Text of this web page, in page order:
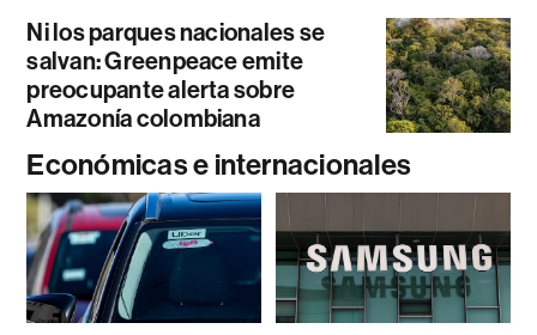
Ni los parques nacionales se
salvan: Greenpeace emite
preocupante alerta sobre
Amazonía colombiana
Económicas e internacionales